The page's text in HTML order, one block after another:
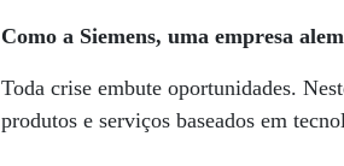
Como a Siemens, uma empresa
Toda crise embute oportunidades.
produtos e serviços baseados em